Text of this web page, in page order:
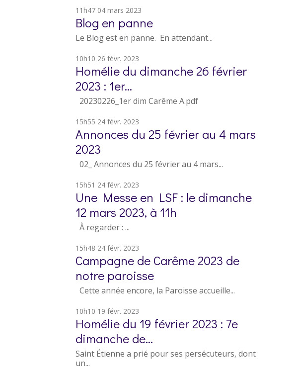
11h47 04 mars 2023
Blog en panne
Le Blog est en panne. En attendant...
10h10 26 févr. 2023
Homélie du dimanche 26 février
2023 : 1er...
20230226_1er dim Carême A.pdf
15h55 24 févr. 2023
Annonces du 25 février au 4 mars
2023
02_ Annonces du 25 février au 4 mars...
15h51 24 févr. 2023
Une Messe en LSF : le dimanche
12 mars 2023, à 11h
À regarder : ...
15h48 24 févr. 2023
Campagne de Carême 2023 de
notre paroisse
Cette année encore, la Paroisse accueille...
10h10 19 févr. 2023
Homélie du 19 février 2023 : 7e
dimanche de...
Saint Étienne a prié pour ses persécuteurs, dont
un...